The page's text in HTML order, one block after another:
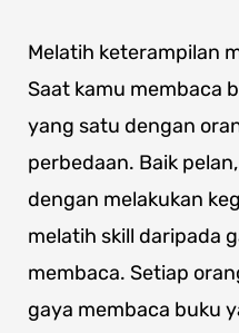
Melatih keterampilan
Saat kamu membaca
yang satu dengan
perbedaan. Baik
dengan melakukan
melatih skill daripada
membaca. Setiap
gaya membaca buku